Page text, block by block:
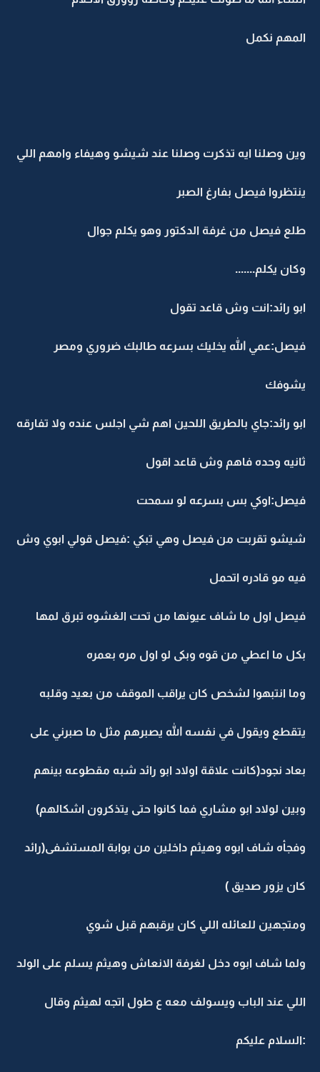
المهم نكمل
وين وصلنا ايه تذكرت وصلنا عند شيشو وهيفاء وامهم اللي
ينتظروا فيصل بفارغ الصبر
طلع فيصل من غرفة الدكتور وهو يكلم جوال
وكان يكلم.......
ابو رائد:انت وش قاعد تقول
فيصل:عمي الله يخليك بسرعه طالبك ضروري ومصر
يشوفك
ابو رائد:جاي بالطريق اللحين اهم شي اجلس عنده ولا تفارقه
ثانيه وحده فاهم وش قاعد اقول
فيصل:اوكي بس بسرعه لو سمحت
شيشو تقربت من فيصل وهي تبكي :فيصل قولي ابوي وش
فيه مو قادره اتحمل
فيصل اول ما شاف عيونها من تحت الغشوه تبرق لمها
بكل ما اعطي من قوه وبكى لو اول مره بعمره
وما انتبهوا لشخص كان يراقب الموقف من بعيد وقلبه
يتقطع ويقول في نفسه الله يصبرهم مثل ما صبرني على
بعاد نجود(كانت علاقة اولاد ابو رائد شبه مقطوعه بينهم
وبين لولاد ابو مشاري فما كانوا حتى يتذكرون اشكالهم)
وفجأه شاف ابوه وهيثم داخلين من بوابة المستشفى(رائد
كان يزور صديق )
ومتجهين للعائله اللي كان يرقبهم قبل شوي
ولما شاف ابوه دخل لغرفة الانعاش وهيثم يسلم على الولد
اللي عند الباب ويسولف معه ع طول اتجه لهيثم وقال
:السلام عليكم